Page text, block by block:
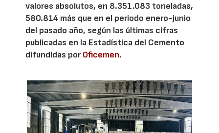
valores absolutos, en 8.351.083 toneladas,
580.814 más que en el periodo enero-junio
del pasado año, según las últimas cifras
publicadas en la Estadística del Cemento
difundidas porOficemen.